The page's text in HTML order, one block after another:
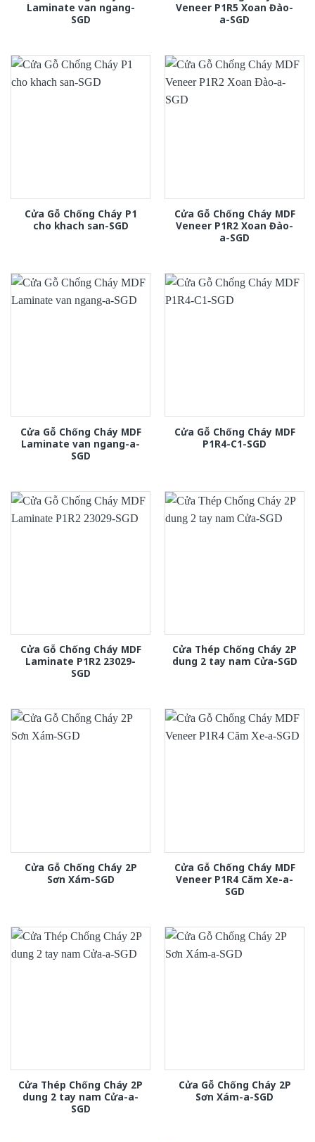
Laminate van ngang-
SGD
Veneer P1R5 Xoan Đào-
a-SGD
Cửa Gỗ Chống Cháy P1
cho khach san-SGD
Cửa Gỗ Chống Cháy MDF
Veneer P1R2 Xoan Đào-
a-SGD
Cửa Gỗ Chống Cháy MDF
Laminate van ngang-a-
SGD
Cửa Gỗ Chống Cháy MDF
P1R4-C1-SGD
Cửa Gỗ Chống Cháy MDF
Laminate P1R2 23029-
SGD
Cửa Thép Chống Cháy 2P
dung 2 tay nam Cửa-SGD
Cửa Gỗ Chống Cháy 2P
Sơn Xám-SGD
Cửa Gỗ Chống Cháy MDF
Veneer P1R4 Căm Xe-a-
SGD
Cửa Thép Chống Cháy 2P
dung 2 tay nam Cửa-a-
SGD
Cửa Gỗ Chống Cháy 2P
Sơn Xám-a-SGD